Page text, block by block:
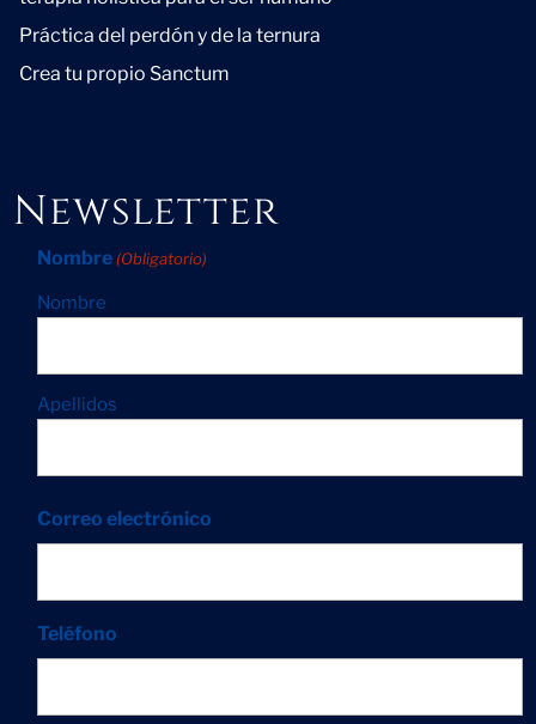
Práctica del perdón y de la ternura
Crea tu propio Sanctum
Newsletter
Nombre (Obligatorio)
Nombre
Apellidos
Correo electrónico
Teléfono